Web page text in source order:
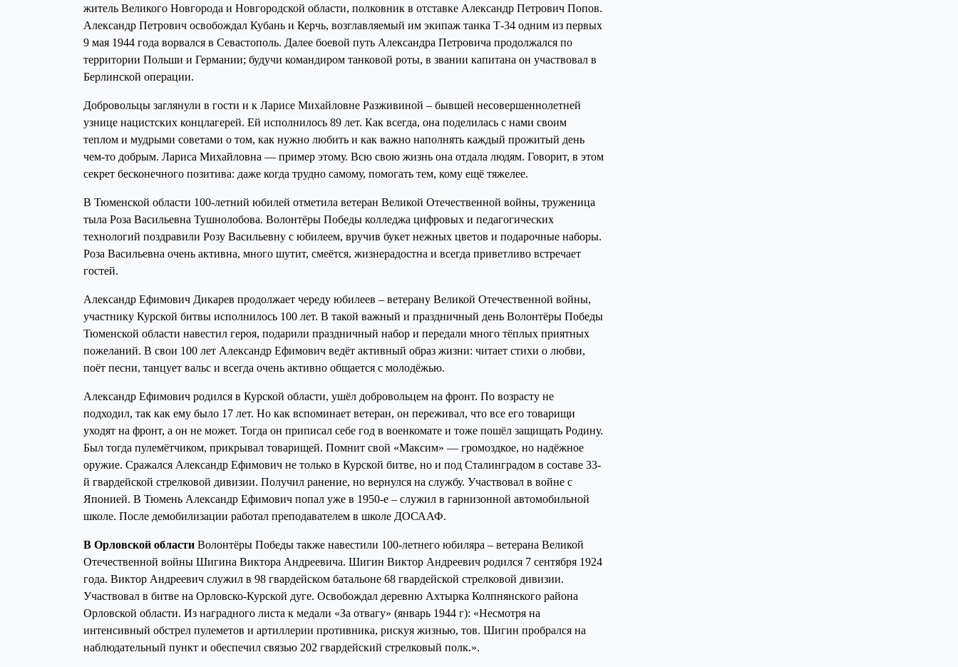
житель Великого Новгорода и Новгородской области, полковник в отставке Александр Петрович Попов.
Александр Петрович освобождал Кубань и Керчь, возглавляемый им экипаж танка Т-34 одним из первых
9 мая 1944 года ворвался в Севастополь. Далее боевой путь Александра Петровича продолжался по
территории Польши и Германии; будучи командиром танковой роты, в звании капитана он участвовал в
Берлинской операции.
Добровольцы заглянули в гости и к Ларисе Михайловне Разживиной – бывшей несовершеннолетней
узнице нацистских концлагерей. Ей исполнилось 89 лет. Как всегда, она поделилась с нами своим
теплом и мудрыми советами о том, как нужно любить и как важно наполнять каждый прожитый день
чем-то добрым. Лариса Михайловна — пример этому. Всю свою жизнь она отдала людям. Говорит, в этом
секрет бесконечного позитива: даже когда трудно самому, помогать тем, кому ещё тяжелее.
В Тюменской области 100-летний юбилей отметила ветеран Великой Отечественной войны, труженица
тыла Роза Васильевна Тушнолобова. Волонтёры Победы колледжа цифровых и педагогических
технологий поздравили Розу Васильевну с юбилеем, вручив букет нежных цветов и подарочные наборы.
Роза Васильевна очень активна, много шутит, смеётся, жизнерадостна и всегда приветливо встречает
гостей.
Александр Ефимович Дикарев продолжает череду юбилеев – ветерану Великой Отечественной войны,
участнику Курской битвы исполнилось 100 лет. В такой важный и праздничный день Волонтёры Победы
Тюменской области навестил героя, подарили праздничный набор и передали много тёплых приятных
пожеланий. В свои 100 лет Александр Ефимович ведёт активный образ жизни: читает стихи о любви,
поёт песни, танцует вальс и всегда очень активно общается с молодёжью.
Александр Ефимович родился в Курской области, ушёл добровольцем на фронт. По возрасту не
подходил, так как ему было 17 лет. Но как вспоминает ветеран, он переживал, что все его товарищи
уходят на фронт, а он не может. Тогда он приписал себе год в военкомате и тоже пошёл защищать Родину.
Был тогда пулемётчиком, прикрывал товарищей. Помнит свой «Максим» — громоздкое, но надёжное
оружие. Сражался Александр Ефимович не только в Курской битве, но и под Сталинградом в составе 33-
й гвардейской стрелковой дивизии. Получил ранение, но вернулся на службу. Участвовал в войне с
Японией. В Тюмень Александр Ефимович попал уже в 1950-е – служил в гарнизонной автомобильной
школе. После демобилизации работал преподавателем в школе ДОСААФ.
В Орловской области Волонтёры Победы также навестили 100-летнего юбиляра – ветерана Великой
Отечественной войны Шигина Виктора Андреевича. Шигин Виктор Андреевич родился 7 сентября 1924
года. Виктор Андреевич служил в 98 гвардейском батальоне 68 гвардейской стрелковой дивизии.
Участвовал в битве на Орловско-Курской дуге. Освобождал деревню Ахтырка Колпнянского района
Орловской области. Из наградного листа к медали «За отвагу» (январь 1944 г): «Несмотря на
интенсивный обстрел пулеметов и артиллерии противника, рискуя жизнью, тов. Шигин пробрался на
наблюдательный пункт и обеспечил связью 202 гвардейский стрелковый полк.».